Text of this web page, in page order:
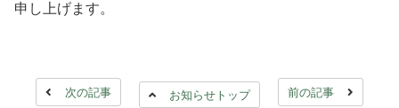
申し上げます。
次の記事 お知らせトップ 前の記事